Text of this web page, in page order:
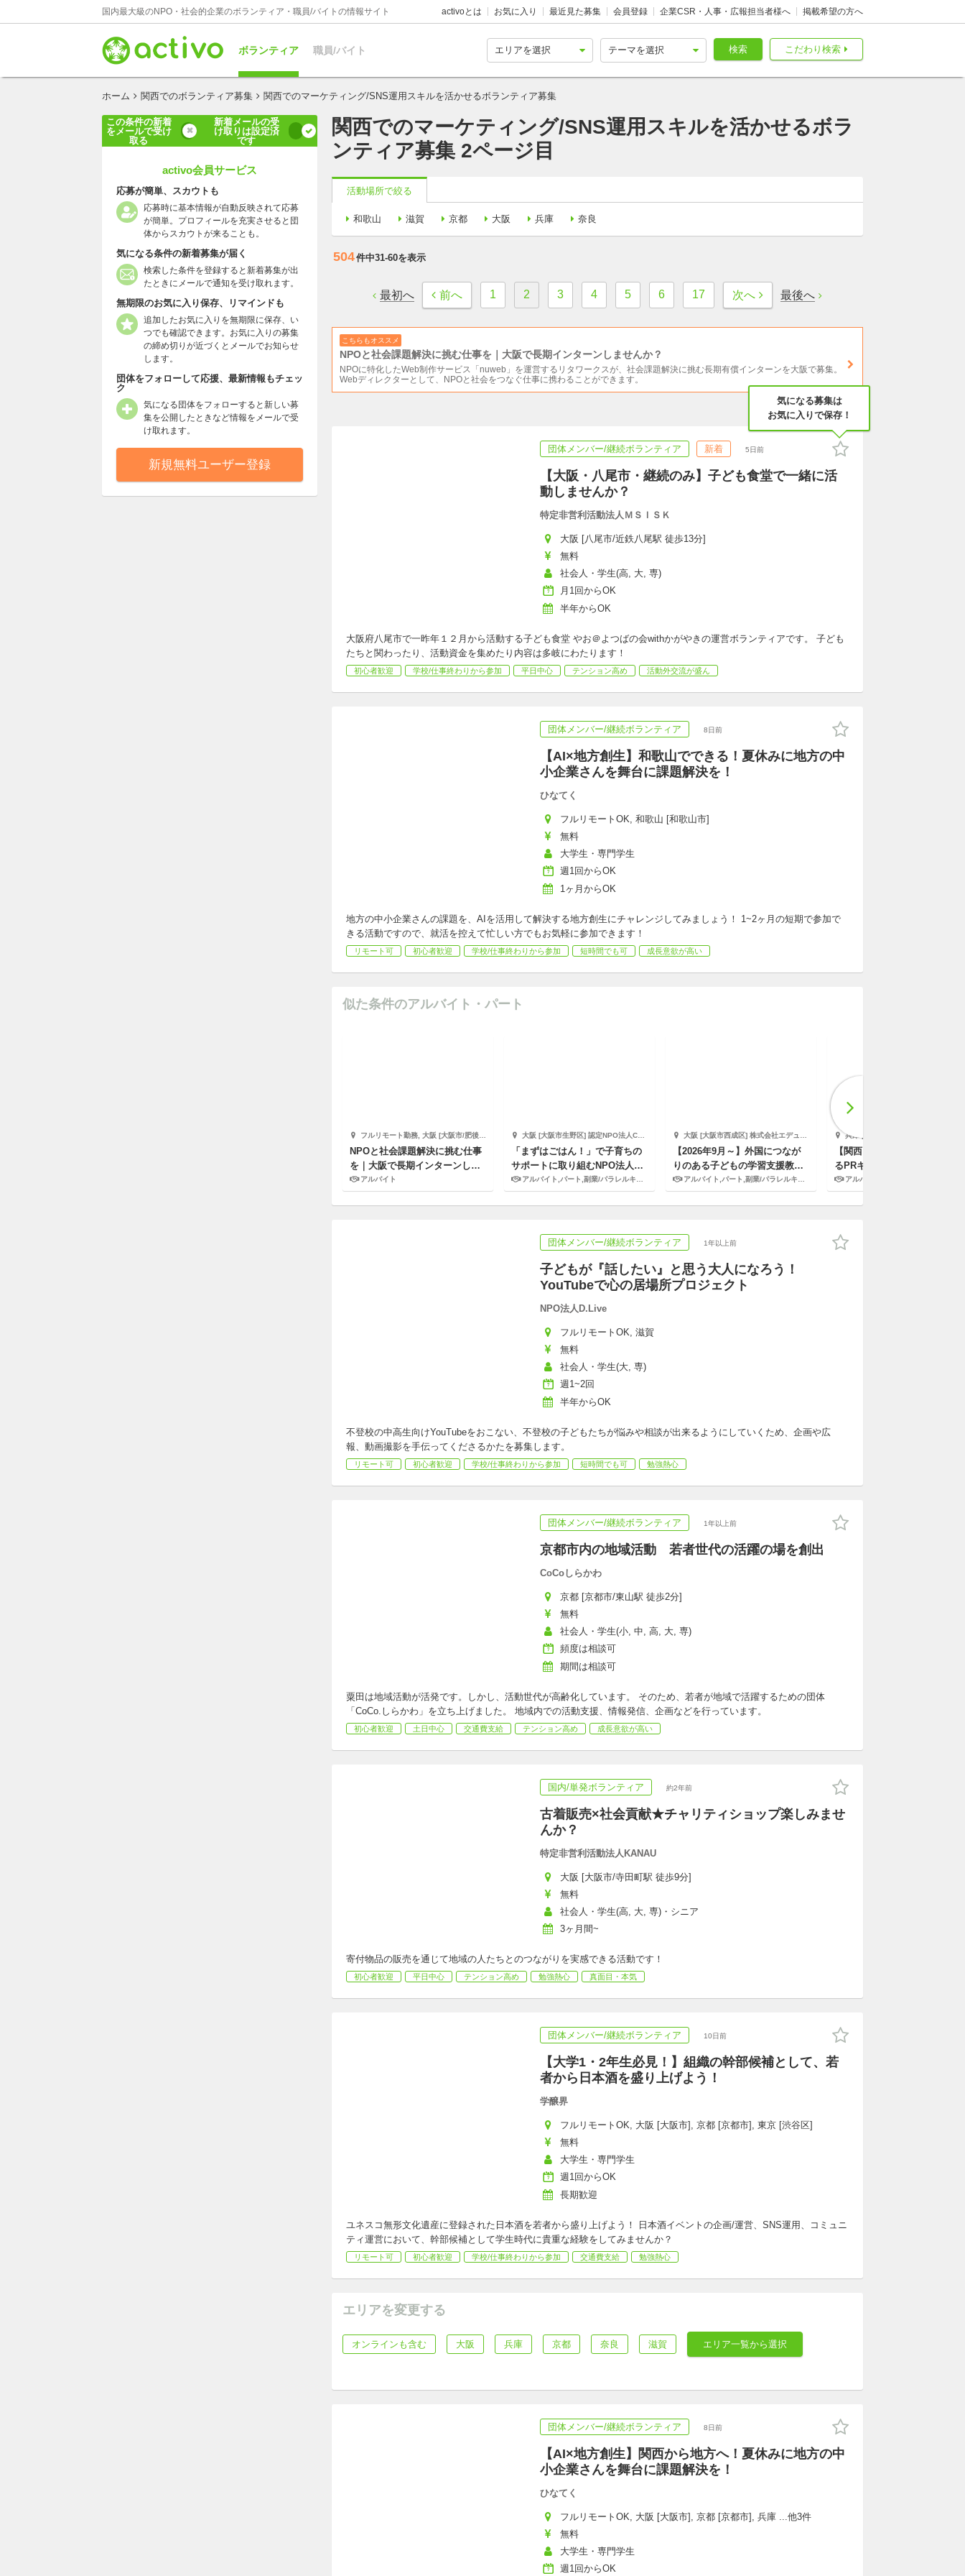
国内最大級のNPO・社会的企業のボランティア・職員/バイトの情報サイト activoとは お気に入り 最近見た募集 会員登録 企業CSR・人事・広報担当者様へ 掲載希望の方へ
ボランティア 職員/バイト こだわり検索
検索
ホーム 関西でのボランティア募集 関西でのマーケティング/SNS運用スキルを活かせるボランティア募集
関西でのマーケティング/SNS運用スキルを活かせるボラ
ンティア募集 2ページ目
活動場所で絞る
和歌山 滋賀 京都 大阪 兵庫 奈良
504件中31-60を表示
最初へ 前へ 1 2 3 4 5 6 17 次へ 最後へ
こちらもオススメ
NPOと社会課題解決に挑む仕事を｜大阪で長期インターンしませんか？
NPOに特化したWeb制作サービス「nuweb」を運営するリタワークスが、社会課題解決に挑む長期有償インターンを大阪で募集。
Webディレクターとして、NPOと社会をつなぐ仕事に携わることができます。
気になる募集は
お気に入りで保存！
団体メンバー/継続ボランティア 新着 5日前
【大阪・八尾市・継続のみ】子ども食堂で一緒に活
動しませんか？
特定非営利活動法人ＭＳＩＳＫ
大阪 [八尾市/近鉄八尾駅 徒歩13分]
無料
社会人・学生(高, 大, 専)
月1回からOK
半年からOK
大阪府八尾市で一昨年１２月から活動する子ども食堂 やお＠よつばの会withかがやきの運営ボランティアです。 子ども
たちと関わったり、活動資金を集めたり内容は多岐にわたります！
初心者歓迎 学校/仕事終わりから参加 平日中心 テンション高め 活動外交流が盛ん
団体メンバー/継続ボランティア 8日前
【AI×地方創生】和歌山でできる！夏休みに地方の中
小企業さんを舞台に課題解決を！
ひなてく
フルリモートOK, 和歌山 [和歌山市]
無料
大学生・専門学生
週1回からOK
1ヶ月からOK
地方の中小企業さんの課題を、AIを活用して解決する地方創生にチャレンジしてみましょう！ 1~2ヶ月の短期で参加で
きる活動ですので、就活を控えて忙しい方でもお気軽に参加できます！
リモート可 初心者歓迎 学校/仕事終わりから参加 短時間でも可 成長意欲が高い
似た条件のアルバイト・パート
フルリモート勤務, 大阪 [大阪市/肥後橋駅 徒歩15分] リタワークス株式会社
NPOと社会課題解決に挑む仕事
を｜大阪で長期インターンしま
せんか？
アルバイト
大阪 [大阪市生野区] 認定NPO法人CPAO
「まずはごはん！」で子育ちの
サポートに取り組むNPO法人で
パートスタッフ募集中！
アルバイト,パート,副業/パラレルキャリア
大阪 [大阪市西成区] 株式会社エデュケーショナルネットワーク
【2026年9月～】外国につなが
りのある子どもの学習支援教室
（岸里小学校教室）
アルバイト,パート,副業/パラレルキャリア
兵庫 [神戸], 京都 [京都市], 大阪 [...他2件 株式会社サニーサイドアップグループ（業務運営：株式会社グッドアンドカンパニー）
【関西】＜国際協力＞に携われ
るPRキャンペーンスタッフ募
集!!アルバイト,パート
団体メンバー/継続ボランティア 1年以上前
子どもが『話したい』と思う大人になろう！
YouTubeで心の居場所プロジェクト
NPO法人D.Live
フルリモートOK, 滋賀
無料
社会人・学生(大, 専)
週1~2回
半年からOK
不登校の中高生向けYouTubeをおこない、不登校の子どもたちが悩みや相談が出来るようにしていくため、企画や広
報、動画撮影を手伝ってくださるかたを募集します。
リモート可 初心者歓迎 学校/仕事終わりから参加 短時間でも可 勉強熱心
団体メンバー/継続ボランティア 1年以上前
京都市内の地域活動 若者世代の活躍の場を創出
CoCoしらかわ
京都 [京都市/東山駅 徒歩2分]
無料
社会人・学生(小, 中, 高, 大, 専)
頻度は相談可
期間は相談可
粟田は地域活動が活発です。しかし、活動世代が高齢化しています。 そのため、若者が地域で活躍するための団体
「CoCo.しらかわ」を立ち上げました。 地域内での活動支援、情報発信、企画などを行っています。
初心者歓迎 土日中心 交通費支給 テンション高め 成長意欲が高い
国内/単発ボランティア 約2年前
古着販売×社会貢献★チャリティショップ楽しみませ
んか？
特定非営利活動法人KANAU
大阪 [大阪市/寺田町駅 徒歩9分]
無料
社会人・学生(高, 大, 専)・シニア
3ヶ月間~
寄付物品の販売を通じて地域の人たちとのつながりを実感できる活動です！
初心者歓迎 平日中心 テンション高め 勉強熱心 真面目・本気
団体メンバー/継続ボランティア 10日前
【大学1・2年生必見！】組織の幹部候補として、若
者から日本酒を盛り上げよう！
学醸界
フルリモートOK, 大阪 [大阪市], 京都 [京都市], 東京 [渋谷区]
無料
大学生・専門学生
週1回からOK
長期歓迎
ユネスコ無形文化遺産に登録された日本酒を若者から盛り上げよう！ 日本酒イベントの企画/運営、SNS運用、コミュニ
ティ運営において、幹部候補として学生時代に貴重な経験をしてみませんか？
リモート可 初心者歓迎 学校/仕事終わりから参加 交通費支給 勉強熱心
エリアを変更する
オンラインも含む 大阪 兵庫 京都 奈良 滋賀 エリア一覧から選択
団体メンバー/継続ボランティア 8日前
【AI×地方創生】関西から地方へ！夏休みに地方の中
小企業さんを舞台に課題解決を！
ひなてく
フルリモートOK, 大阪 [大阪市], 京都 [京都市], 兵庫 ...他3件
無料
大学生・専門学生
週1回からOK
この条件の新着
をメールで受け
取る
新着メールの受
け取りは設定済
です
activo会員サービス
応募が簡単、スカウトも
応募時に基本情報が自動反映されて応募
が簡単。プロフィールを充実させると団
体からスカウトが来ることも。
気になる条件の新着募集が届く
検索した条件を登録すると新着募集が出
たときにメールで通知を受け取れます。
無期限のお気に入り保存、リマインドも
追加したお気に入りを無期限に保存、い
つでも確認できます。お気に入りの募集
の締め切りが近づくとメールでお知らせ
します。
団体をフォローして応援、最新情報もチェッ
ク
気になる団体をフォローすると新しい募
集を公開したときなど情報をメールで受
け取れます。
新規無料ユーザー登録